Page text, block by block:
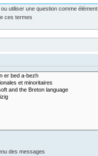
utiliser une question comme élément
ces termes
des messages